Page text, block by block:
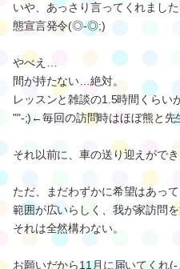
いや、あっさり言ってくれまし
態宣言発令(◎-◎;)
やべえ…
間が持たない…絶対。
レッスンと雑談の1.5時間くらい
""-;)←毎回の訪問時はほぼ熊と先
それ以前に、車の送り迎えがで
ただ、まだわずかに希望はあっ
範囲が広いらしく、我が家訪問
それは全然構わない。
お願いだから11月に届いてくれ(-